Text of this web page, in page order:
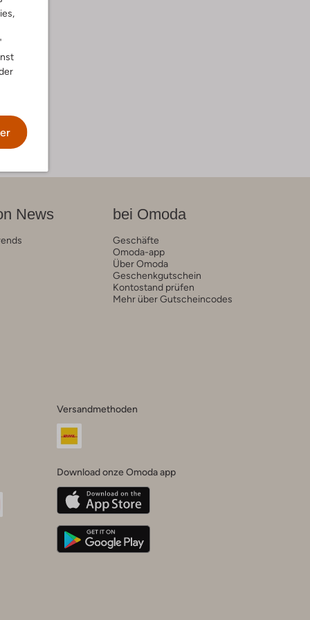
News bei Omoda
Geschäfte
Omoda-app
Über Omoda
Geschenkgutschein
Kontostand prüfen
Mehr über Gutscheincodes
Versandmethoden
Download onze Omoda app